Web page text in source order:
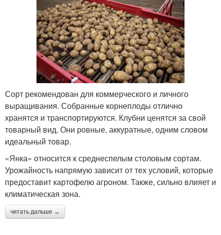
Сорт рекомендован для коммерческого и личного
выращивания. Собранные корнеплоды отлично
хранятся и транспортируются. Клубни ценятся за свой
товарный вид. Они ровные, аккуратные, одним словом
идеальный товар.
«Янка» относится к среднеспелым столовым сортам.
Урожайность напрямую зависит от тех условий, которые
предоставит картофелю агроном. Также, сильно влияет и
климатическая зона.
читать дальше →